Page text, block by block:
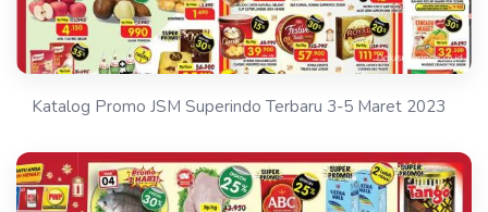
Katalog Promo JSM Superindo Terbaru 3-5 Maret 2023